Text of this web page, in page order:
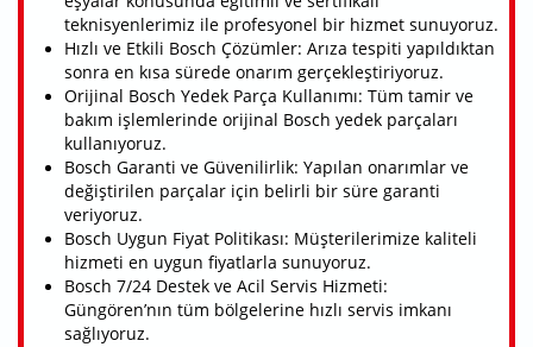
teknisyenlerimiz ile profesyonel bir hizmet sunuyoruz.
Hızlı ve Etkili Bosch Çözümler: Arıza tespiti yapıldıktan
sonra en kısa sürede onarım gerçekleştiriyoruz.
Orijinal Bosch Yedek Parça Kullanımı: Tüm tamir ve
bakım işlemlerinde orijinal Bosch yedek parçaları
kullanıyoruz.
Bosch Garanti ve Güvenilirlik: Yapılan onarımlar ve
değiştirilen parçalar için belirli bir süre garanti
veriyoruz.
Bosch Uygun Fiyat Politikası: Müşterilerimize kaliteli
hizmeti en uygun fiyatlarla sunuyoruz.
Bosch 7/24 Destek ve Acil Servis Hizmeti:
Güngören’nın tüm bölgelerine hızlı servis imkanı
sağlıyoruz.